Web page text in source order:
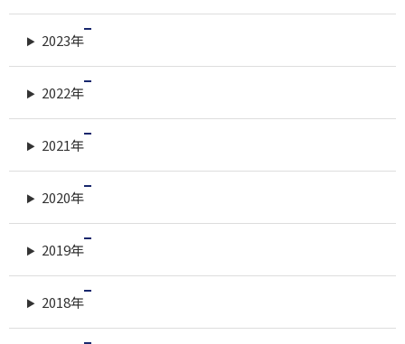
2023年
2022年
2021年
2020年
2019年
2018年